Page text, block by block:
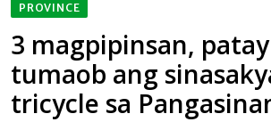
PROVINCE
3 magpipinsan,
tumaob ang
tricycle sa